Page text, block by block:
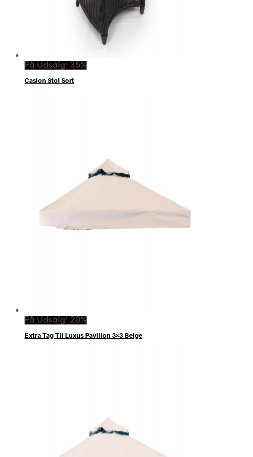
På Udsalg! 35%
Casion Stol Sort
På Udsalg! 20%
Extra Tag Til Luxus Pavillon 3×3 Beige